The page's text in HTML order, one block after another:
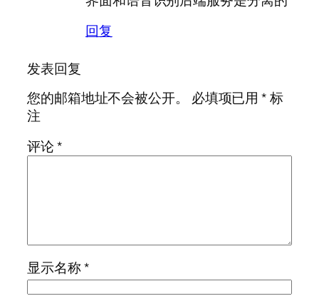
回复
发表回复
您的邮箱地址不会被公开。
必填项已用*标
注
评论*
显示名称*